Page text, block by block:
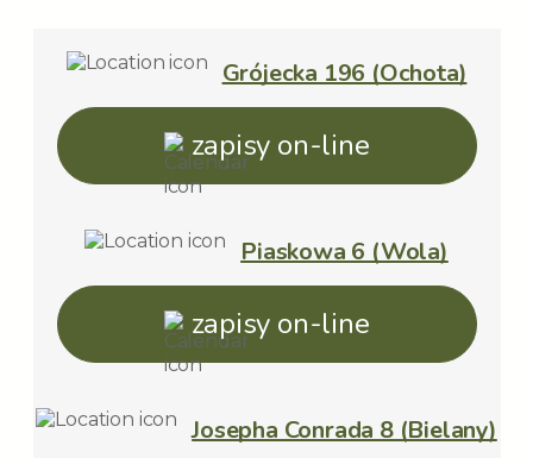
Grójecka 196 (Ochota)
zapisy on-line
Piaskowa 6 (Wola)
zapisy on-line
Josepha Conrada 8 (Bielany)